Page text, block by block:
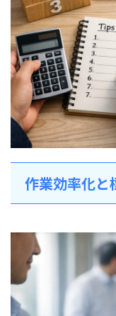
作業効率化と